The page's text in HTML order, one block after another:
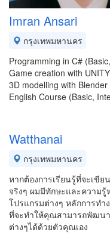
Imran Ansari
กรุงเทพมหานคร
Programming in C#
Game creation with
3D modelling with
English Course (Basic,
Watthanai
กรุงเทพมหานคร
หากต้องการเรียนรู้ที่จะเขี
จริงๆ ผมมีทักษะและความ
โปรแกรมต่างๆ หลักการท
ที่จะทำให้คุณสามารถพัฒน
ต่างๆได้ด้วยตัวคุณเอง